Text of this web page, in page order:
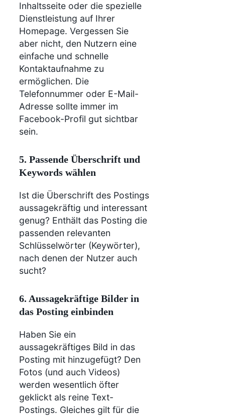
Inhaltsseite oder die spezielle
Dienstleistung auf Ihrer
Homepage. Vergessen Sie
aber nicht, den Nutzern eine
einfache und schnelle
Kontaktaufnahme zu
ermöglichen. Die
Telefonnummer oder E-Mail-
Adresse sollte immer im
Facebook-Profil gut sichtbar
sein.
5. Passende Überschrift und
Keywords wählen
Ist die Überschrift des Postings
aussagekräftig und interessant
genug? Enthält das Posting die
passenden relevanten
Schlüsselwörter (Keywörter),
nach denen der Nutzer auch
sucht?
6. Aussagekräftige Bilder in
das Posting einbinden
Haben Sie ein
aussagekräftiges Bild in das
Posting mit hinzugefügt? Den
Fotos (und auch Videos)
werden wesentlich öfter
geklickt als reine Text-
Postings. Gleiches gilt für die